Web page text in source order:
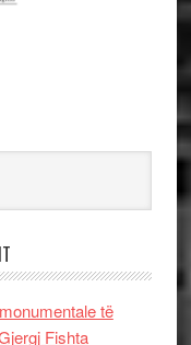
të
Fishta